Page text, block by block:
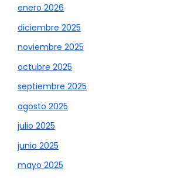
enero 2026
diciembre 2025
noviembre 2025
octubre 2025
septiembre 2025
agosto 2025
julio 2025
junio 2025
mayo 2025